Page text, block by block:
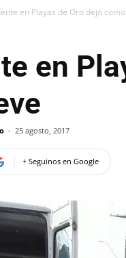
en Playas de Oro dejó
en
- 25 agosto, 2017
+ Seguinos en Google